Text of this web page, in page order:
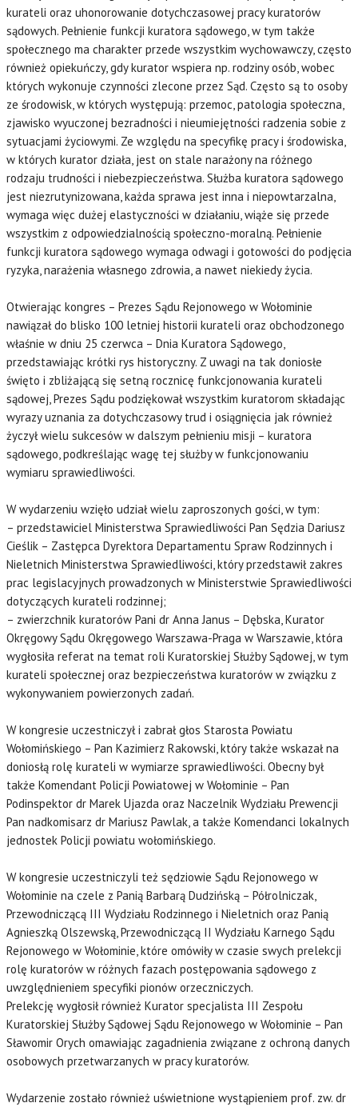
kurateli oraz uhonorowanie dotychczasowej pracy kuratorów
sądowych. Pełnienie funkcji kuratora sądowego, w tym także
społecznego ma charakter przede wszystkim wychowawczy, często
również opiekuńczy, gdy kurator wspiera np. rodziny osób, wobec
których wykonuje czynności zlecone przez Sąd. Często są to osoby
ze środowisk, w których występują: przemoc, patologia społeczna,
zjawisko wyuczonej bezradności i nieumiejętności radzenia sobie z
sytuacjami życiowymi. Ze względu na specyfikę pracy i środowiska,
w których kurator działa, jest on stale narażony na różnego
rodzaju trudności i niebezpieczeństwa. Służba kuratora sądowego
jest niezrutynizowana, każda sprawa jest inna i niepowtarzalna,
wymaga więc dużej elastyczności w działaniu, wiąże się przede
wszystkim z odpowiedzialnością społeczno-moralną. Pełnienie
funkcji kuratora sądowego wymaga odwagi i gotowości do podjęcia
ryzyka, narażenia własnego zdrowia, a nawet niekiedy życia.
Otwierając kongres – Prezes Sądu Rejonowego w Wołominie
nawiązał do blisko 100 letniej historii kurateli oraz obchodzonego
właśnie w dniu 25 czerwca – Dnia Kuratora Sądowego,
przedstawiając krótki rys historyczny. Z uwagi na tak doniosłe
święto i zbliżającą się setną rocznicę funkcjonowania kurateli
sądowej, Prezes Sądu podziękował wszystkim kuratorom składając
wyrazy uznania za dotychczasowy trud i osiągnięcia jak również
życzył wielu sukcesów w dalszym pełnieniu misji – kuratora
sądowego, podkreślając wagę tej służby w funkcjonowaniu
wymiaru sprawiedliwości.
W wydarzeniu wzięło udział wielu zaproszonych gości, w tym:
– przedstawiciel Ministerstwa Sprawiedliwości Pan Sędzia Dariusz
Cieślik – Zastępca Dyrektora Departamentu Spraw Rodzinnych i
Nieletnich Ministerstwa Sprawiedliwości, który przedstawił zakres
prac legislacyjnych prowadzonych w Ministerstwie Sprawiedliwości
dotyczących kurateli rodzinnej;
– zwierzchnik kuratorów Pani dr Anna Janus – Dębska, Kurator
Okręgowy Sądu Okręgowego Warszawa-Praga w Warszawie, która
wygłosiła referat na temat roli Kuratorskiej Służby Sądowej, w tym
kurateli społecznej oraz bezpieczeństwa kuratorów w związku z
wykonywaniem powierzonych zadań.
W kongresie uczestniczył i zabrał głos Starosta Powiatu
Wołomińskiego – Pan Kazimierz Rakowski, który także wskazał na
doniosłą rolę kurateli w wymiarze sprawiedliwości. Obecny był
także Komendant Policji Powiatowej w Wołominie – Pan
Podinspektor dr Marek Ujazda oraz Naczelnik Wydziału Prewencji
Pan nadkomisarz dr Mariusz Pawlak, a także Komendanci lokalnych
jednostek Policji powiatu wołomińskiego.
W kongresie uczestniczyli też sędziowie Sądu Rejonowego w
Wołominie na czele z Panią Barbarą Dudzińską – Półrolniczak,
Przewodniczącą III Wydziału Rodzinnego i Nieletnich oraz Panią
Agnieszką Olszewską, Przewodniczącą II Wydziału Karnego Sądu
Rejonowego w Wołominie, które omówiły w czasie swych prelekcji
rolę kuratorów w różnych fazach postępowania sądowego z
uwzględnieniem specyfiki pionów orzeczniczych.
Prelekcję wygłosił również Kurator specjalista III Zespołu
Kuratorskiej Służby Sądowej Sądu Rejonowego w Wołominie – Pan
Sławomir Orych omawiając zagadnienia związane z ochroną danych
osobowych przetwarzanych w pracy kuratorów.
Wydarzenie zostało również uświetnione wystąpieniem prof. zw. dr